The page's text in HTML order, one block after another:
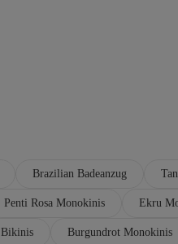
Brazilian Badeanzug
Penti Rosa Monokinis Ekru
Bikinis Burgundrot Monokinis